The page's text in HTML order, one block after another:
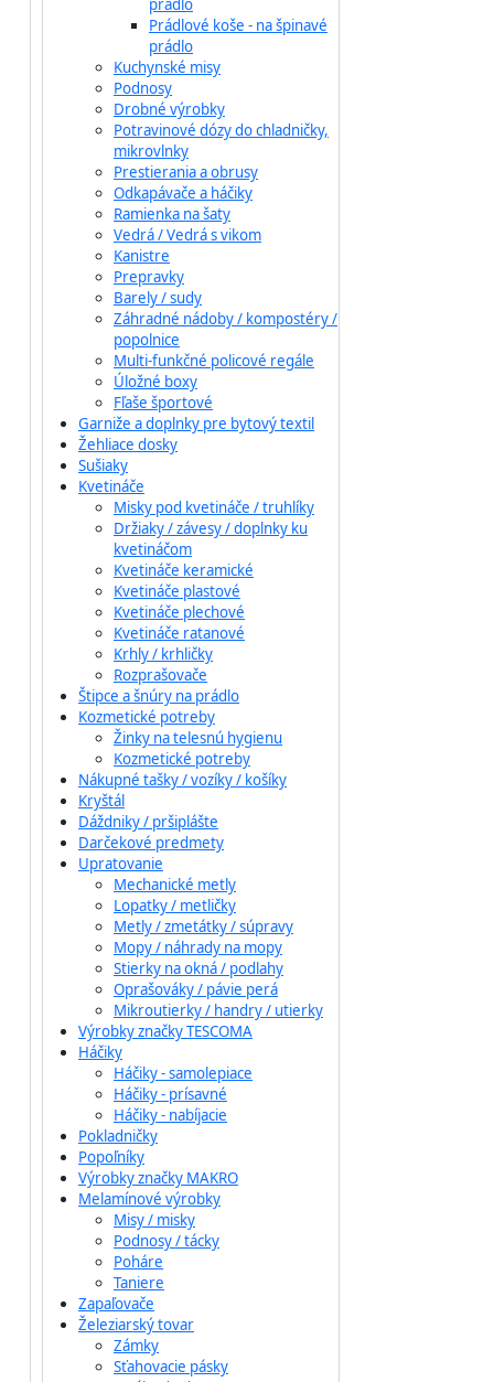
prádlo
Prádlové koše - na špinavé
prádlo
Kuchynské misy
Podnosy
Drobné výrobky
Potravinové dózy do chladničky,
mikrovlnky
Prestierania a obrusy
Odkapávače a háčiky
Ramienka na šaty
Vedrá / Vedrá s vikom
Kanistre
Prepravky
Barely / sudy
Záhradné nádoby / kompostéry /
popolnice
Multi-funkčné policové regále
Úložné boxy
Fľaše športové
Garniže a doplnky pre bytový textil
Žehliace dosky
Sušiaky
Kvetináče
Misky pod kvetináče / truhlíky
Držiaky / závesy / doplnky ku
kvetináčom
Kvetináče keramické
Kvetináče plastové
Kvetináče plechové
Kvetináče ratanové
Krhly / krhličky
Rozprašovače
Štipce a šnúry na prádlo
Kozmetické potreby
Žinky na telesnú hygienu
Kozmetické potreby
Nákupné tašky / vozíky / košíky
Kryštál
Dáždniky / pršiplášte
Darčekové predmety
Upratovanie
Mechanické metly
Lopatky / metličky
Metly / zmetátky / súpravy
Mopy / náhrady na mopy
Stierky na okná / podlahy
Oprašováky / pávie perá
Mikroutierky / handry / utierky
Výrobky značky TESCOMA
Háčiky
Háčiky - samolepiace
Háčiky - prísavné
Háčiky - nabíjacie
Pokladničky
Popoľníky
Výrobky značky MAKRO
Melamínové výrobky
Misy / misky
Podnosy / tácky
Poháre
Taniere
Zapaľovače
Železiarský tovar
Zámky
Sťahovacie pásky